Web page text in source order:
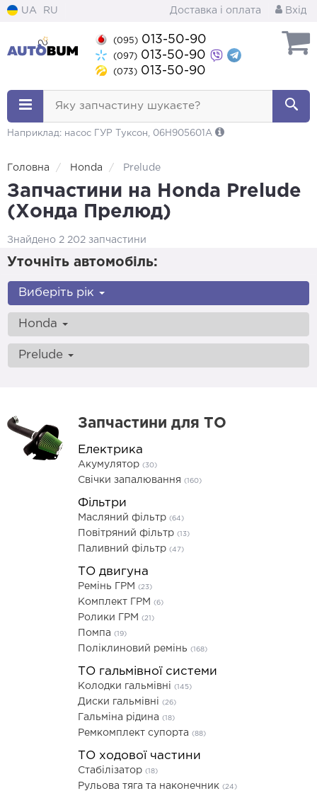
UA RU Доставка і оплата Вхід
(095) 013-50-90
(097) 013-50-90
(073) 013-50-90
Яку запчастину шукаєте?
Наприклад: насос ГУР Туксон, 06H905601A
Головна Honda Prelude
Запчастини на Honda Prelude
(Хонда Прелюд)
Знайдено 2 202 запчастини
Уточніть автомобіль:
Виберіть рік
Honda
Prelude
Запчастини для ТО
Електрика
Акумулятор (30)
Свічки запалювання (160)
Фільтри
Масляний фільтр (64)
Повітряний фільтр (13)
Паливний фільтр (47)
ТО двигуна
Ремінь ГРМ (23)
Комплект ГРМ (6)
Ролики ГРМ (21)
Помпа (19)
Поліклиновий ремінь (168)
ТО гальмівної системи
Колодки гальмівні (145)
Диски гальмівні (26)
Гальміна рідина (18)
Ремкомплект супорта (88)
ТО ходової частини
Стабілізатор (18)
Рульова тяга та наконечник (24)